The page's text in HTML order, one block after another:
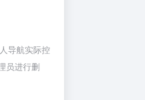
导航实际控
员进行删